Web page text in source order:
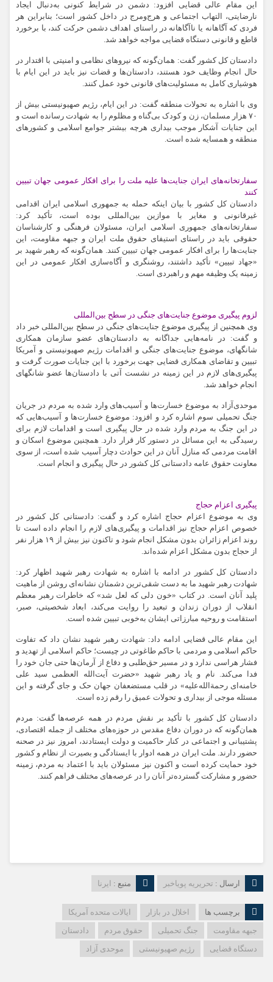
این مقام عالی قضایی افزود: دشمن در شرایط کنونی به‌دنبال ایجاد
نارضایتی، التهاب اجتماعی و هرج‌ومرج در داخل کشور است؛ بنابراین هر
فردی که آگاهانه یا ناآگاهانه در راستای اهداف دشمن حرکت کند، با برخورد
قاطع و قانونی دستگاه قضایی مواجه خواهد شد.
دادستان کل کشور گفت: همان‌گونه که نیروهای نظامی و امنیتی با اقتدار در
حال انجام وظایف خود هستند، دادستان‌ها و قضات نیز باید در این ایام با
هوشیاری کامل به مسئولیت‌های قانونی خود عمل کنند.
وی با اشاره به تحولات منطقه گفت: در این ایام، رژیم صهیونیستی بیش از
۷۰ هزار مسلمان، زن و کودک بی‌گناه و مظلوم را به شهادت رسانده است و
این جنایات آشکار موجب بیداری هرچه بیشتر جوامع اسلامی و کشورهای
منطقه و همسایه شده است.
سفارتخانه‌های ایران جنایت‌ها علیه ملت را برای افکار عمومی جهان تبیین
کنند
دادستان کل کشور با بیان اینکه حمله به جمهوری اسلامی ایران اقدامی
غیرقانونی و مغایر با موازین بین‌المللی بوده است، تأکید کرد:
سفارتخانه‌های جمهوری اسلامی ایران، مسئولان فرهنگی و کارشناسان
حقوقی باید در راستای استیفای حقوق ملت ایران و جبهه مقاومت، این
جنایت‌ها را برای افکار عمومی جهان تبیین کنند. همان‌گونه که رهبر شهید بر
«جهاد تبیین» تأکید داشتند، روشنگری و آگاه‌سازی افکار عمومی در این
زمینه یک وظیفه مهم و راهبردی است.
لزوم پیگیری موضوع جنایت‌های جنگی در سطح بین‌المللی
وی همچنین از پیگیری موضوع جنایت‌های جنگی در سطح بین‌المللی خبر داد
و گفت: در نامه‌هایی جداگانه به دادستان‌های عضو سازمان همکاری
شانگهای، موضوع جنایت‌های جنگی و اقدامات رژیم صهیونیستی و آمریکا
تبیین و تقاضای همکاری قضایی جهت برخورد با این جنایات صورت گرفت و
پیگیری‌های لازم در این زمینه در نشست آتی با دادستان‌ها عضو شانگهای
انجام خواهد شد.
موحدی‌آزاد به موضوع خسارت‌ها و آسیب‌های وارد شده به مردم در جریان
جنگ تحمیلی سوم اشاره کرد و افزود: موضوع خسارت‌ها و آسیب‌هایی که
در این جنگ به مردم وارد شده در حال پیگیری است و اقدامات لازم برای
رسیدگی به این مسائل در دستور کار قرار دارد. همچنین موضوع اسکان و
اقامت مردمی که منازل آنان در این حوادث دچار آسیب شده است، از سوی
معاونت حقوق عامه دادستانی کل کشور در حال پیگیری و انجام است.
پیگیری اعزام حجاج
وی به موضوع اعزام حجاج اشاره کرد و گفت: دادستانی کل کشور در
خصوص اعزام حجاج نیز اقدامات و پیگیری‌های لازم را انجام داده است تا
روند اعزام زائران بدون مشکل انجام شود و تاکنون نیز بیش از ۱۹ هزار نفر
از حجاج بدون مشکل اعزام شده‌اند.
دادستان کل کشور در ادامه با اشاره به شهادت رهبر شهید اظهار کرد:
شهادت رهبر شهید ما به دست شقی‌ترین دشمنان نشانه‌ای روشن از ماهیت
پلید آنان است. در کتاب «خون دلی که لعل شد» که خاطرات رهبر معظم
انقلاب از دوران زندان و تبعید را روایت می‌کند، ابعاد شخصیتی، صبر،
استقامت و روحیه مبارزاتی ایشان به‌خوبی تبیین شده است.
این مقام عالی قضایی ادامه داد: شهادت رهبر شهید نشان داد که تفاوت
حاکم اسلامی و مردمی با حاکم طاغوتی در چیست؛ حاکم اسلامی از تهدید و
فشار هراسی ندارد و در مسیر حق‌طلبی و دفاع از آرمان‌ها حتی جان خود را
فدا می‌کند. نام و یاد رهبر شهید «حضرت آیت‌الله العظمی سید علی
خامنه‌ای رحمةالله‌علیه» در قلب مستضعفان جهان حک و جای گرفته و این
مسئله موجی از بیداری و تحولات عمیق را رقم زده است.
دادستان کل کشور با تأکید بر نقش مردم در همه عرصه‌ها گفت: مردم
همان‌گونه که در دوران دفاع مقدس در حوزه‌های مختلف از جمله اقتصادی،
پشتیبانی و اجتماعی در کنار حاکمیت و دولت ایستادند، امروز نیز در صحنه
حضور دارند. ملت ایران در همه ادوار با ایستادگی و بصیرت از نظام و کشور
خود حمایت کرده است و اکنون نیز مسئولان باید با اعتماد به مردم، زمینه
حضور و مشارکت گسترده‌تر آنان را در عرصه‌های مختلف فراهم کنند.
ارسال : تحریریه پویاخبر منبع : ایرنا
برچسب ها اخلال در بازار
ایالات متحده آمریکا
جبهه مقاومت
جنگ تحمیلی حقوق مردم
دادستان
دستگاه قضایی
رژیم صهیونیستی موحدی آزاد